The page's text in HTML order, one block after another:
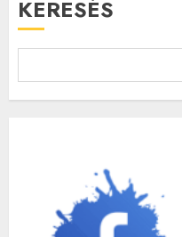
KERESÉS